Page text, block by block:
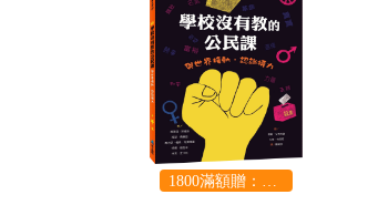
1800滿額贈：口袋玩具一份（隨機出貨） (summer read)